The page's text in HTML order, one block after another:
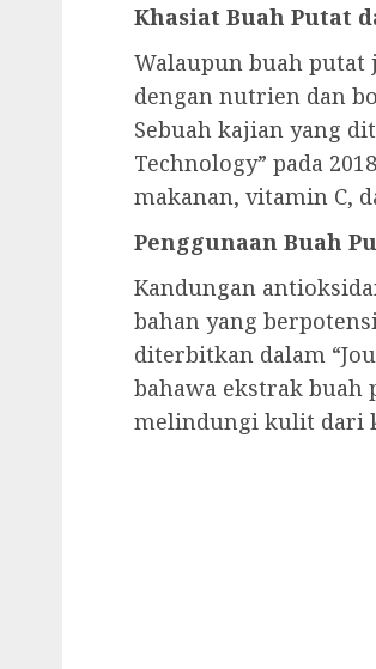
Khasiat Buah Putat
Walaupun buah putat
dengan nutrien dan
Sebuah kajian yang
Technology” pada
makanan, vitamin C,
Penggunaan Buah
Kandungan
bahan yang
diterbitkan dalam
bahawa ekstrak
melindungi kulit dari